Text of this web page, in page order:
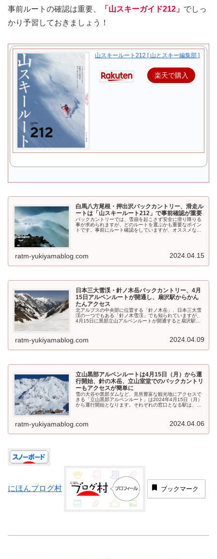
事前ルートの確認は重要、
「山スキーガイド212」 でしっ
かり予習しておきましょう！
山スキールート212 [ 山とスキー編集部 ]
楽天で購入
白馬八方尾根・押出沢バックカントリー、滑走ル
ートは「山スキールート212」で事前確認が重要
バックカントリーでは、雪崩を起こさず安全に滑り降りる
事が求められますが、どのルートを選ぶかも重要なポイン
トです。事前にルート確認をしていますが、オススメなの
ratm-yukiyamablog.com 2024.04.15
日本三大雪渓・針ノ木岳バックカントリー、4月
15日アルペンルートが開通し、扇沢駅からかん
たんアクセス
北アルプスの中央部に位置する「針ノ木岳」、日本三大雪
渓の一つでもある「針ノ木雪渓」でも知られていますが、
4月15日に黒部立山アルペンルートが開通すると扇沢駅か
ratm-yukiyamablog.com 2024.04.09
立山黒部アルペンルートは4月15日（月）から運
行開始、針の木岳、立山室堂でのバックカントリ
ーもアクセスが簡単に
雪の大谷や黒部ダムなど、見所豊富な観光地にアクセスで
きる「立山黒部アルペンルート」は2024年4月15日（月）
から運行開始となります。それぞれの窓口となる駅は、富
ス、ケーブルカー、ロープウェイなどに乗って移動しま
す。
ratm-yukiyamablog.com 2024.04.06
にほんブログ村 ブックマーク